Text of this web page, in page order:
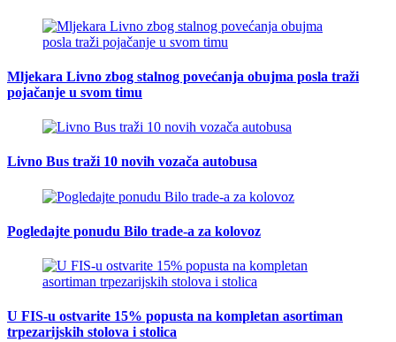
Mljekara Livno zbog stalnog povećanja obujma posla traži
pojačanje u svom timu
Livno Bus traži 10 novih vozača autobusa
Pogledajte ponudu Bilo trade-a za kolovoz
U FIS-u ostvarite 15% popusta na kompletan asortiman
trpezarijskih stolova i stolica